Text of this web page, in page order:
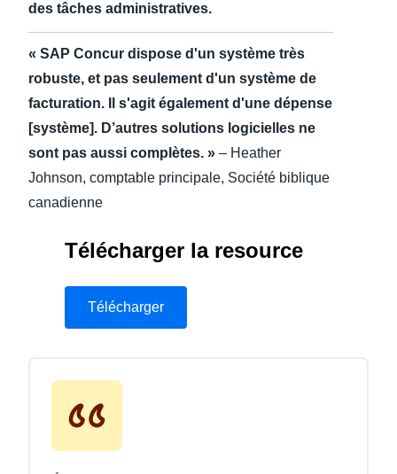
des tâches administratives.
« SAP Concur dispose d'un système très
robuste, et pas seulement d'un système de
facturation. Il s'agit également d'une dépense
[système]. D’autres solutions logicielles ne
sont pas aussi complètes. » – Heather
Johnson, comptable principale, Société biblique
canadienne
Télécharger la resource
Télécharger